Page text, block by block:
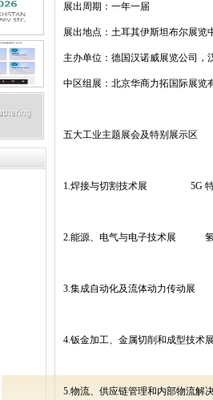
展出周期：一年一届
展出地点：土耳其伊斯坦布尔展览
主办单位：德国汉诺威展览公司，
中区组展：北京华商力拓国际展览
五大工业主题展会及特别展示区
1.焊接与切割技术展 5G
2.能源、电气与电子技术展
3.集成自动化及流体动力传动展
4.钣金加工、金属切削和成型技术
5.物流、供应链管理和内部物流解